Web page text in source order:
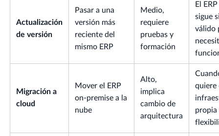
Actualización
de versión
Pasar a una
versión más
reciente del
mismo ERP
Medio,
requiere
pruebas y
formación
El
sigue
válido
Migración a
cloud
Mover el ERP
on-premise a la
nube
Alto,
implica
cambio de
arquitectura
quiere
propia